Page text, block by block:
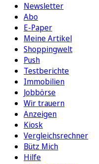
Newsletter
Abo
E-Paper
Meine Artikel
Shoppingwelt
Push
Testberichte
Immobilien
Jobbörse
Wir trauern
Anzeigen
Kiosk
Vergleichsrechner
Bütz Mich
Hilfe